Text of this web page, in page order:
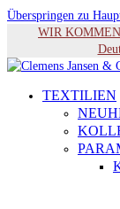
Überspringen zu
WIR
TEXTILIEN